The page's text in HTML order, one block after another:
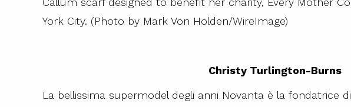
Christy Turlington-Burns
La bellissima supermodel degli anni Novanta è la fondatrice di